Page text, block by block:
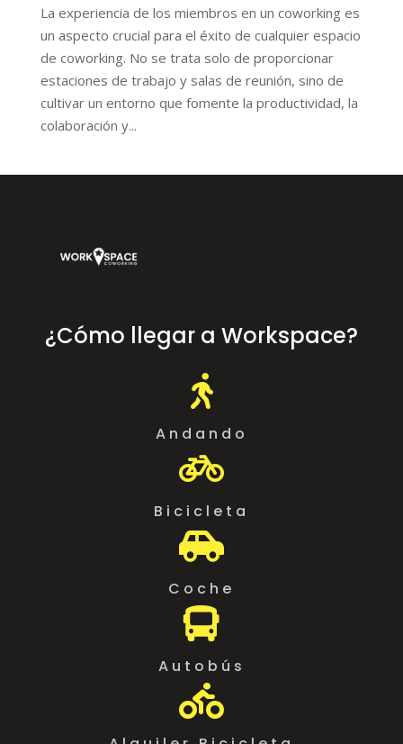
La experiencia de los miembros en un coworking es
un aspecto crucial para el éxito de cualquier espacio
de coworking. No se trata solo de proporcionar
estaciones de trabajo y salas de reunión, sino de
cultivar un entorno que fomente la productividad, la
colaboración y...
¿Cómo llegar a Workspace?

Andando

Bicicleta

Coche

Autobús
